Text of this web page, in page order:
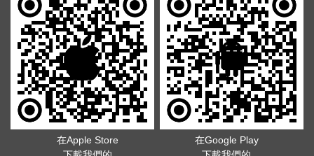
在Apple Store
在Google Play